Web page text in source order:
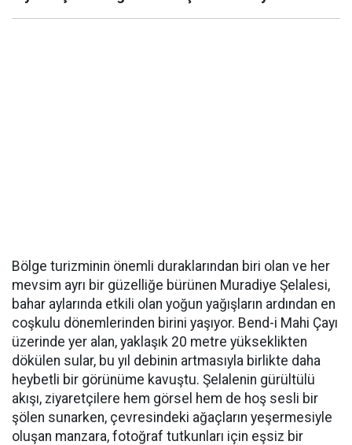
Bölge turizminin önemli duraklarından biri olan ve her
mevsim ayrı bir güzelliğe bürünen Muradiye Şelalesi,
bahar aylarında etkili olan yoğun yağışların ardından en
coşkulu dönemlerinden birini yaşıyor. Bend-i Mahi Çayı
üzerinde yer alan, yaklaşık 20 metre yükseklikten
dökülen sular, bu yıl debinin artmasıyla birlikte daha
heybetli bir görünüme kavuştu. Şelalenin gürültülü
akışı, ziyaretçilere hem görsel hem de hoş sesli bir
şölen sunarken, çevresindeki ağaçların yeşermesiyle
oluşan manzara, fotoğraf tutkunları için eşsiz bir